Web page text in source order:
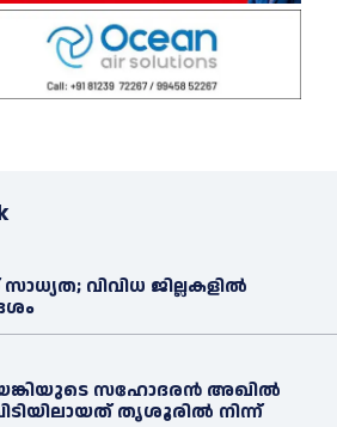
വിവിധ ജില്ലകളിൽ
സഹോദരന്‍ അഖില്‍
തൃശൂരില്‍ നിന്ന്